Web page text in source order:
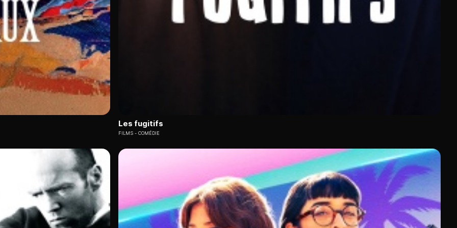
du cinéma international. Tous
nos films en streaming sont disponibles en VF et VOSTFR
selon les
plus de 3 000 heures de contenus cinématographiques en libre accès
les thrillers contemporains et « La Venue de l'avenir », cette bibliothèque se renouvelle constamment pour satisfaire
accessible via Molotov pour 6,99 € par mois, sans engagement.
comme « La French » et « Rush », aux côtés de créations d'auteurs reconnus tels qu'Asghar Farhadi et
classiques intemporels de Buster Keaton aux productions récentes, FilmoTV couvre tous les horizons
Les fugitifs
FILMS COMÉDIE